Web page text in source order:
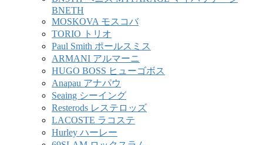
BNETH
MOSKOVA モスコバ
TORIO トリオ
Paul Smith ポールスミス
ARMANI アルマーニ
HUGO BOSS ヒューゴボス
Anapau アナパウ
Seaing シーイング
Resterods レステロッズ
LACOSTE ラコステ
Hurley ハーレー